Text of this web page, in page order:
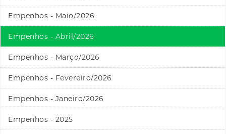
Empenhos - Maio/2026
Empenhos - Abril/2026
Empenhos - Março/2026
Empenhos - Fevereiro/2026
Empenhos - Janeiro/2026
Empenhos - 2025